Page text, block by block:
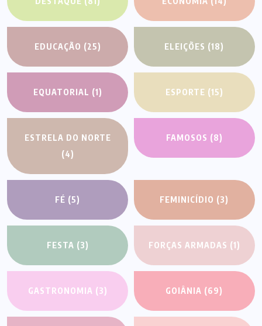
EDUCAÇÃO (25) ELEIÇÕES (18)
EQUATORIAL (1) ESPORTE (15)
ESTRELA DO NORTE
(4)
FAMOSOS (8)
FÉ (5) FEMINICÍDIO (3)
FESTA (3) FORÇAS ARMADAS (1)
GASTRONOMIA (3) GOIÂNIA (69)